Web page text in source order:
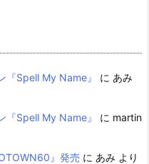
Spell My Name』 に あみ
Spell My Name』
に martin
』発売 に あみ より